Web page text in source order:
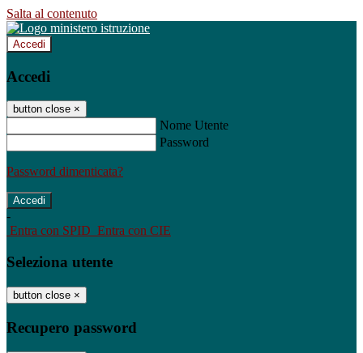
Salta al contenuto
Accedi
Accedi
button close ×
Nome Utente
Password
Password dimenticata?
-
Entra con SPID Entra con CIE
Seleziona utente
button close ×
Recupero password